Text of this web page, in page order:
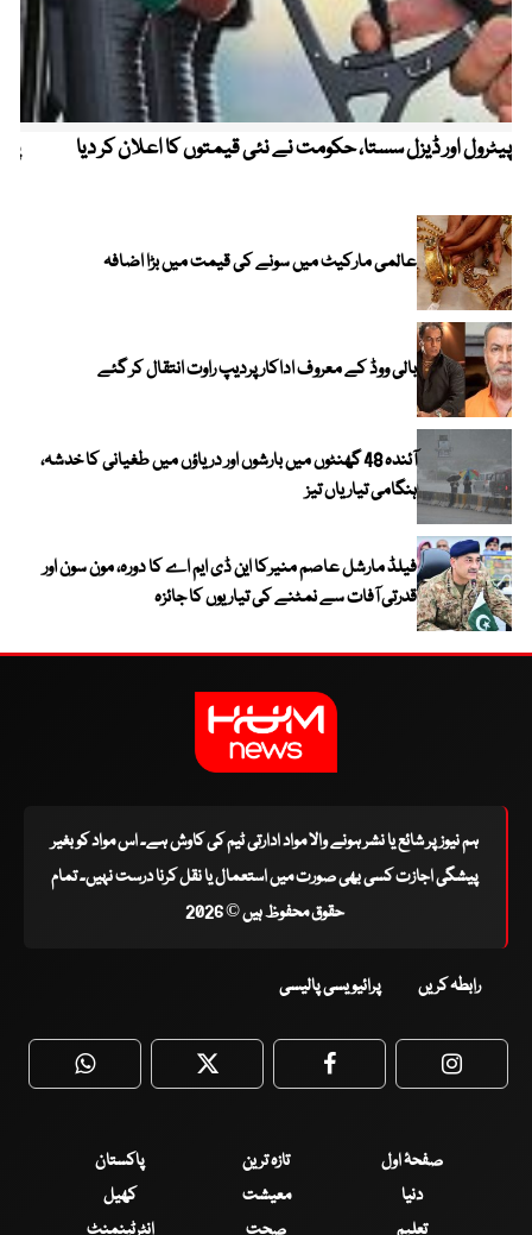
پیٹرول اور ڈیزل سستا، حکومت نے نئی قیمتوں کا اعلان کر دیا
عالمی مارکیٹ میں سونے کی قیمت میں بڑا اضافہ
بالی ووڈ کے معروف اداکار پردیپ راوت انتقال کر گئے
آئندہ 48 گھنٹوں میں بارشوں اور دریاؤں میں طغیانی کا خدشہ،
ہنگامی تیاریاں تیز
فیلڈ مارشل عاصم منیرکا این ڈی ایم اے کا دورہ، مون سون اور
قدرتی آفات سے نمٹنے کی تیاریوں کا جائزہ
ہم نیوز پر شائع یا نشر ہونے والا مواد ادارتی ٹیم کی کاوش ہے۔ اس مواد کو بغیر
پیشگی اجازت کسی بھی صورت میں استعمال یا نقل کرنا درست نہیں۔ تمام
حقوق محفوظ ہیں © 2026
رابطہ کریں پرائیویسی پالیسی
WhatsApp Twitter Facebook
صفحۂ اول تازہ ترین
پاکستان
دنیا
معیشت
کھیل